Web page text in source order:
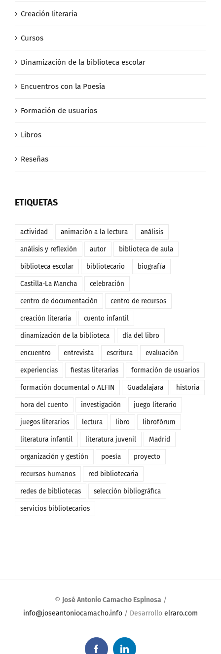
Creación literaria
Cursos
Dinamización de la biblioteca escolar
Encuentros con la Poesía
Formación de usuarios
Libros
Reseñas
ETIQUETAS
actividad animación a la lectura análisis
análisis y reflexión autor biblioteca de aula
biblioteca escolar bibliotecario biografía
Castilla-La Mancha celebración
centro de documentación centro de recursos
creación literaria cuento infantil
dinamización de la biblioteca día del libro
encuentro entrevista escritura evaluación
experiencias fiestas literarias formación de usuarios
formación documental o ALFIN Guadalajara historia
hora del cuento investigación juego literario
juegos literarios lectura libro librofórum
literatura infantil literatura juvenil Madrid
organización y gestión poesía proyecto
recursos humanos red bibliotecaria
redes de bibliotecas selección bibliográfica
servicios bibliotecarios
© José Antonio Camacho Espinosa /
info@joseantoniocamacho.info / Desarrollo elraro.com
FacebookLinkedIn